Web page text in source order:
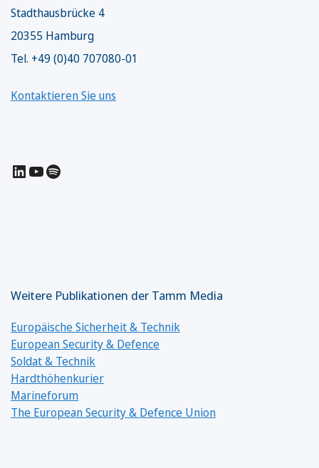
Stadthausbrücke 4
20355 Hamburg
Tel. +49 (0)40 707080-01
Kontaktieren Sie uns
LinkedIn
YouTube
Spotify
Weitere Publikationen der Tamm Media
Europäische Sicherheit & Technik
European Security & Defence
Soldat & Technik
Hardthöhenkurier
Marineforum
The European Security & Defence Union